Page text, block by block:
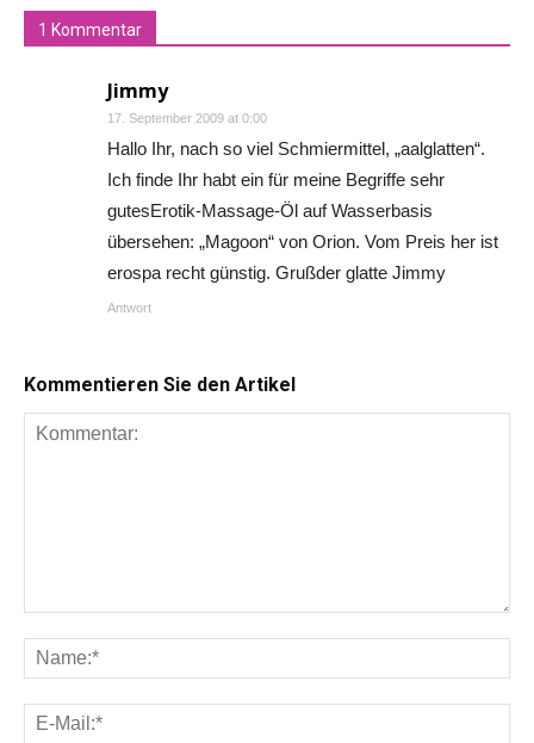
1 Kommentar
Jimmy
17. September 2009 at 0:00
Hallo Ihr, nach so viel Schmiermittel, „aalglatten“.
Ich finde Ihr habt ein für meine Begriffe sehr
gutesErotik-Massage-Öl auf Wasserbasis
übersehen: „Magoon“ von Orion. Vom Preis her ist
erospa recht günstig. Grußder glatte Jimmy
Antwort
Kommentieren Sie den Artikel